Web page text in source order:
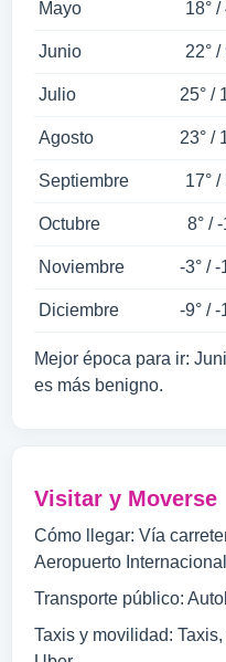
Mayo 18° /
Junio 22° /
Julio 25° /
Agosto 23° /
Septiembre 17° /
Octubre 8° / -
Noviembre -3° / -
Diciembre -9° / -
Mejor época para ir:
es más benigno.
Visitar y Moverse
Cómo llegar: Vía
Aeropuerto
Transporte público:
Taxis y movilidad: